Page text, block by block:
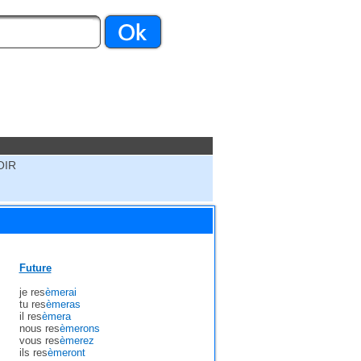
Future
je resèmerai
tu resèmeras
il resèmera
nous resèmerons
vous resèmerez
ils resèmeront